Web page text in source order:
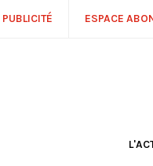
PUBLICITÉ ESPACE